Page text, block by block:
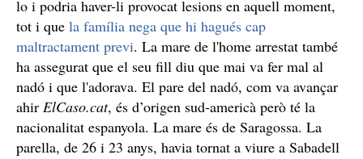
lo i podria haver-li provocat lesions en aquell moment,
tot i que la família nega que hi hagués cap
maltractament previ. La mare de l'home arrestat també
ha assegurat que el seu fill diu que mai va fer mal al
nadó i que l'adorava. El pare del nadó, com va avançar
ahir ElCaso.cat, és d’origen sud-americà però té la
nacionalitat espanyola. La mare és de Saragossa. La
parella, de 26 i 23 anys, havia tornat a viure a Sabadell